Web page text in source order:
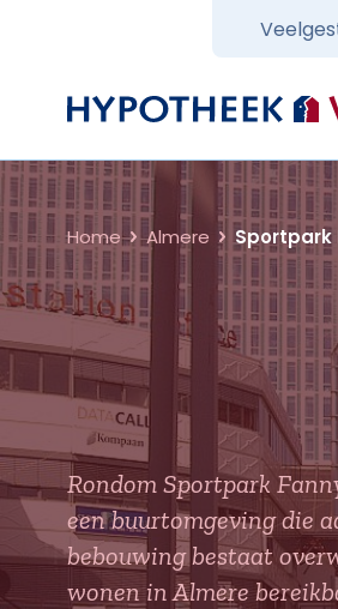
Terug naar home
Home Almere Sportpark
Rondom Sportpark
een buurtomgeving die
bebouwing bestaat
wonen in Almere